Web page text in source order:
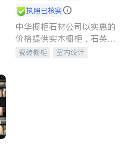
执照已核实
中华橱柜石材公司以实惠的
价格提供实木橱柜，石英石
台面，多种优质不锈钢水
瓷砖橱柜
室内设计